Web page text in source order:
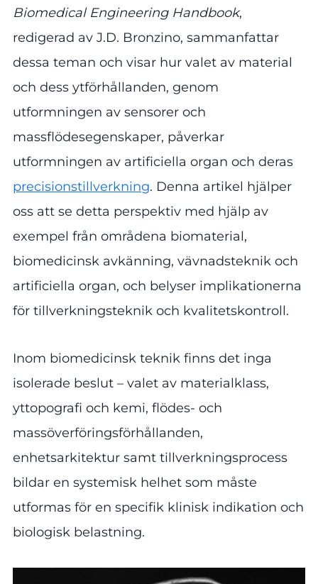
Biomedical Engineering Handbook,
redigerad av J.D. Bronzino, sammanfattar
dessa teman och visar hur valet av material
och dess ytförhållanden, genom
utformningen av sensorer och
massflödesegenskaper, påverkar
utformningen av artificiella organ och deras
precisionstillverkning. Denna artikel hjälper
oss att se detta perspektiv med hjälp av
exempel från områdena biomaterial,
biomedicinsk avkänning, vävnadsteknik och
artificiella organ, och belyser implikationerna
för tillverkningsteknik och kvalitetskontroll.
Inom biomedicinsk teknik finns det inga
isolerade beslut – valet av materialklass,
yttopografi och kemi, flödes- och
massöverföringsförhållanden,
enhetsarkitektur samt tillverkningsprocess
bildar en systemisk helhet som måste
utformas för en specifik klinisk indikation och
biologisk belastning.